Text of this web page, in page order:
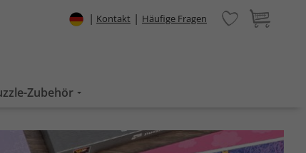
| Kontakt | Häufige Fragen
Zubehör